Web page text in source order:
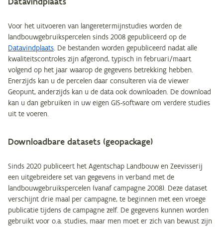
Voor het uitvoeren van langeretermijnstudies worden de
landbouwgebruikspercelen sinds 2008 gepubliceerd op de
Datavindplaats. De bestanden worden gepubliceerd nadat alle
kwaliteitscontroles zijn afgerond, typisch in februari/maart
volgend op het jaar waarop de gegevens betrekking hebben.
Enerzijds kan u de percelen daar consulteren via de viewer
Geopunt, anderzijds kan u de data ook downloaden. De download
kan u dan gebruiken in uw eigen GIS-software om verdere studies
uit te voeren.
Downloadbare datasets (geopackage)
Sinds 2020 publiceert het Agentschap Landbouw en Zeevisserij
een uitgebreidere set van gegevens in verband met de
landbouwgebruikspercelen (vanaf campagne 2008). Deze dataset
verschijnt drie maal per campagne, te beginnen met een vroege
publicatie tijdens de campagne zelf. De gegevens kunnen worden
gebruikt voor o.a. studies, maar men moet er zich van bewust zijn